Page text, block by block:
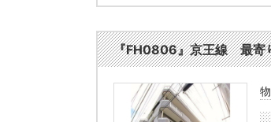
『FH0806』京王線 最